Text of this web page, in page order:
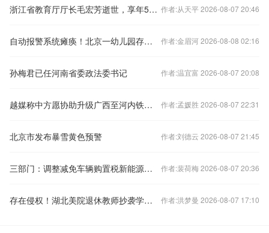
浙江省教育厅厅长毛宏芳逝世，享年58岁 作者:从天平 2026-08-07 20:46
自动报警系统瘫痪！北京一幼儿园存重大火灾隐患 作者:金眉河 2026-08-08 02:16
孙梅君已任河南省委政法委书记 作者:温宜富 2026-08-07 20:08
越媒称中方愿协助升级广西至河内铁路交通，外交部回应 作者:孟媛胜 2026-08-07 22:31
北京市发布暴雪黄色预警 作者:刘德云 2026-08-07 21:45
三部门：调整减免车辆购置税新能源汽车产品技术要求 作者:裴荷梅 2026-08-07 20:36
存在侵权！湖北美院退休教师抄袭学生作品被判赔偿10万元 作者:洪梦曼 2026-08-07 17:10